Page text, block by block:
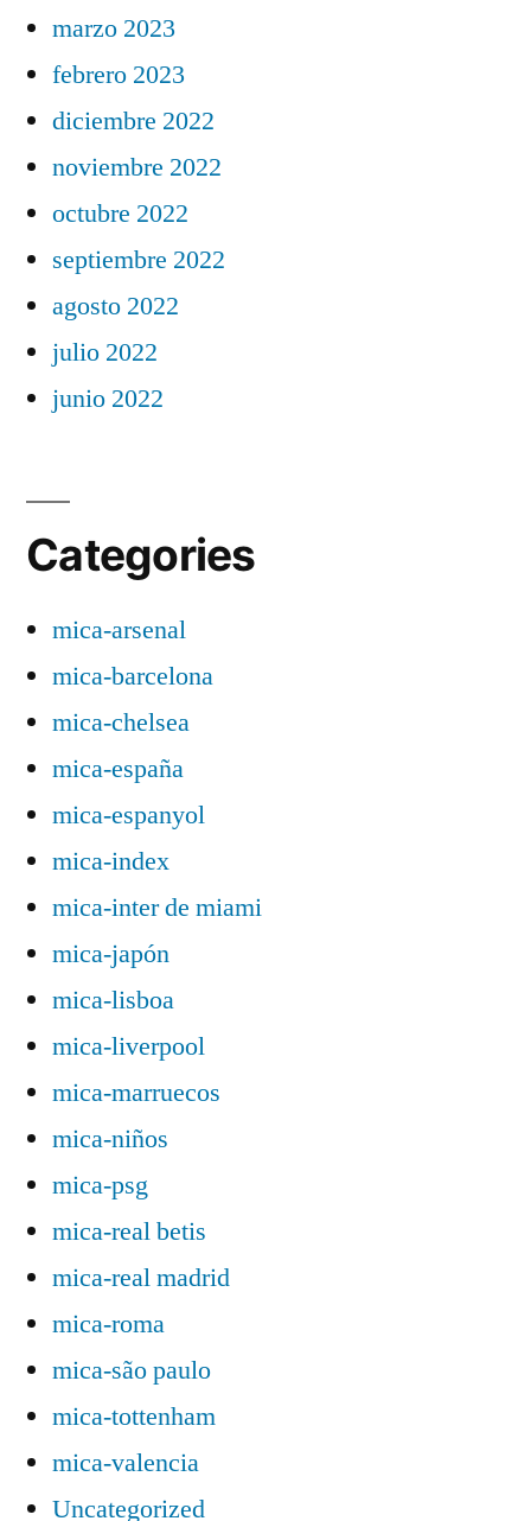
marzo 2023
febrero 2023
diciembre 2022
noviembre 2022
octubre 2022
septiembre 2022
agosto 2022
julio 2022
junio 2022
Categories
mica-arsenal
mica-barcelona
mica-chelsea
mica-españa
mica-espanyol
mica-index
mica-inter de miami
mica-japón
mica-lisboa
mica-liverpool
mica-marruecos
mica-niños
mica-psg
mica-real betis
mica-real madrid
mica-roma
mica-são paulo
mica-tottenham
mica-valencia
Uncategorized